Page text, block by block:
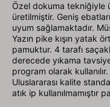
Özel dokuma tekniğiyle
üretilmiştir. Geniş
uyum sağlamaktadır.
Yazın pike kışın yatak
pamuktur. 4 tarafı
derecede yıkama
program olarak
Uluslararası kalite
atık ip kullanılmamıştır